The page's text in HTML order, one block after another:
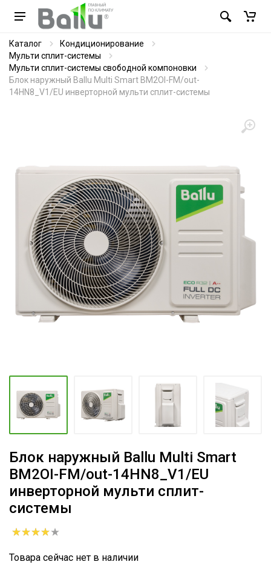
Каталог
Кондиционирование
Мульти сплит-системы
Мульти сплит-системы свободной компоновки
Блок наружный Ballu Multi Smart BM2OI-FM/out-
14HN8_V1/EU инверторной мульти сплит-системы
Блок наружный Ballu Multi Smart
BM2OI-FM/out-14HN8_V1/EU
инверторной мульти сплит-
системы
Товара сейчас нет в наличии